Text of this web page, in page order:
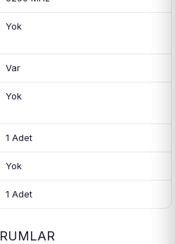
Yok
Var
Yok
1 Adet
Yok
1 Adet